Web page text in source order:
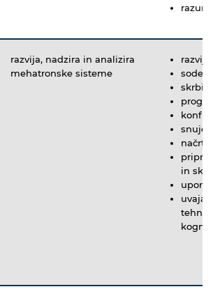
razvija, nadzira in analizira
mehatronske sisteme
skrbi
snuje
in
uvaja